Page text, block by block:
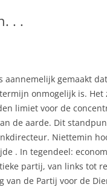
. .
aannemelijk gemaakt
onmogelijk is.
limiet voor de
de aarde. Dit
Niettemin
. In tegendeel:
partij, van links tot
de Partij voor de